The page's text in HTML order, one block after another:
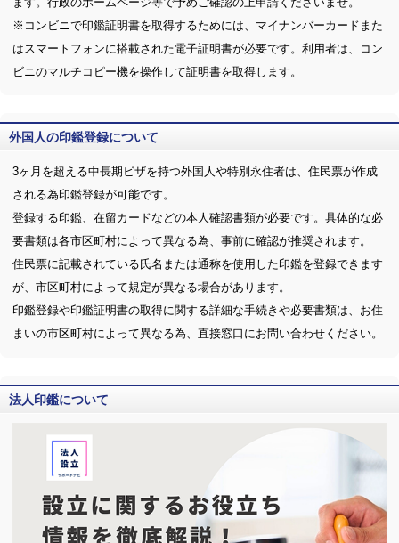
※コンビニで印鑑証明書を取得するためには、マイナンバーカードまた
はスマートフォンに搭載された電子証明書が必要です。利用者は、コン
ビニのマルチコピー機を操作して証明書を取得します。
外国人の印鑑登録について
3ヶ月を超える中長期ビザを持つ外国人や特別永住者は、住民票が作成
される為印鑑登録が可能です。
登録する印鑑、在留カードなどの本人確認書類が必要です。具体的な必
要書類は各市区町村によって異なる為、事前に確認が推奨されます。
住民票に記載されている氏名または通称を使用した印鑑を登録できます
が、市区町村によって規定が異なる場合があります。
印鑑登録や印鑑証明書の取得に関する詳細な手続きや必要書類は、お住
まいの市区町村によって異なる為、直接窓口にお問い合わせください。
法人印鑑について